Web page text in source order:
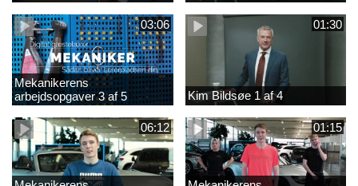
03:06
Mekanikerens
arbejdsopgaver 3 af 5
(lærepladssøgning)
01:30
Kim Bildsøe 1 af 4
06:12 01:15